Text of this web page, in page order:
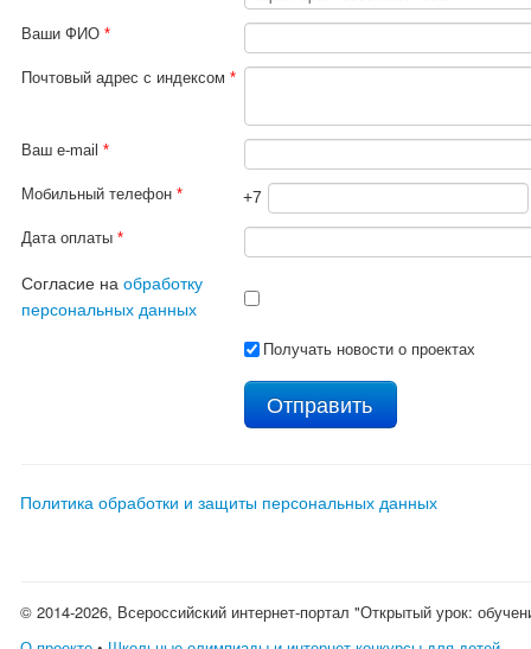
Ваши ФИО*
Почтовый адрес с индексом*
Ваш e-mail*
Мобильный телефон* +7
Дата оплаты*
Согласие наобработку
персональных данных
Получать новости о проектах
Политика обработки и защиты персональных данных
© 2014-2026, Всероссийский интернет-портал "Открытый урок: